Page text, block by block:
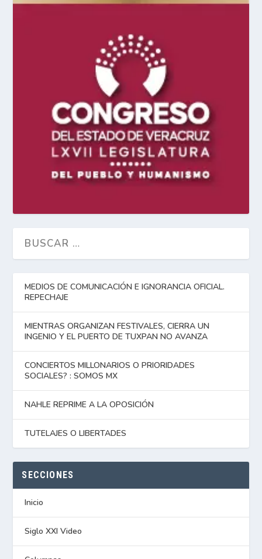
MEDIOS DE COMUNICACIÓN E IGNORANCIA OFICIAL.
REPECHAJE
MIENTRAS ORGANIZAN FESTIVALES, CIERRA UN
INGENIO Y EL PUERTO DE TUXPAN NO AVANZA
CONCIERTOS MILLONARIOS O PRIORIDADES
SOCIALES? : SOMOS MX
NAHLE REPRIME A LA OPOSICIÓN
TUTELAJES O LIBERTADES
SECCIONES
Inicio
Siglo XXI Video